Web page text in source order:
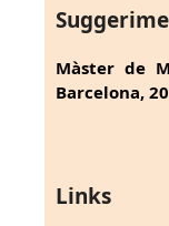
Màster de
Barcelona,
Links